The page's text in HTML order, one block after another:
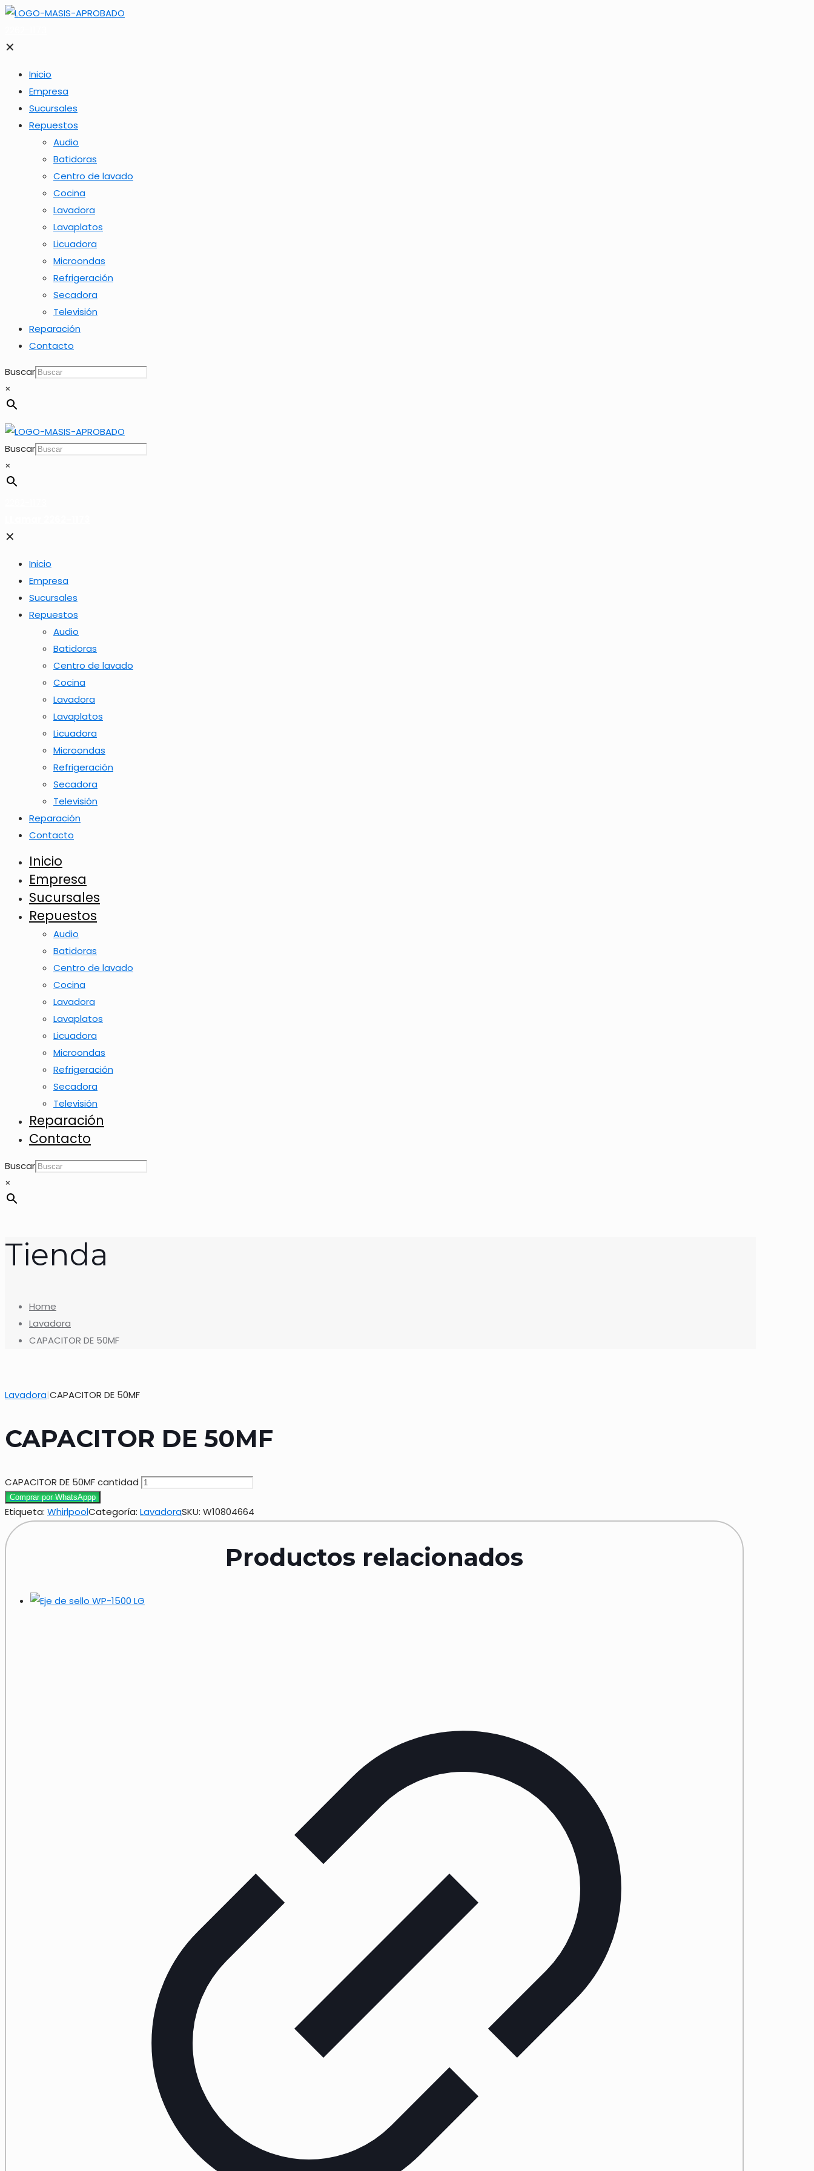
✕
Inicio
Empresa
Sucursales
Repuestos
Audio
Batidoras
Centro de lavado
Cocina
Lavadora
Lavaplatos
Licuadora
Microondas
Refrigeración
Secadora
Televisión
Reparación
Contacto
Buscar
×
Buscar
×
✕
Inicio
Empresa
Sucursales
Repuestos
Audio
Batidoras
Centro de lavado
Cocina
Lavadora
Lavaplatos
Licuadora
Microondas
Refrigeración
Secadora
Televisión
Reparación
Contacto
Inicio
Empresa
Sucursales
Repuestos
Audio
Batidoras
Centro de lavado
Cocina
Lavadora
Lavaplatos
Licuadora
Microondas
Refrigeración
Secadora
Televisión
Reparación
Contacto
Buscar
×
Tienda
Home
Lavadora
CAPACITOR DE 50MF
Lavadora|CAPACITOR DE 50MF
CAPACITOR DE 50MF
CAPACITOR DE 50MF cantidad
Comprar por WhatsAppp
Etiqueta: WhirlpoolCategoría: LavadoraSKU: W10804664
Productos relacionados